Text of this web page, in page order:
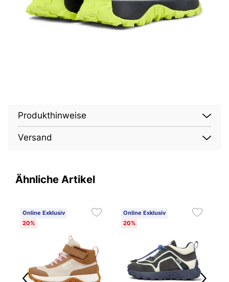
Produkthinweise
Versand
Ähnliche Artikel
Online Exklusiv
20%
Online Exklusiv
20%